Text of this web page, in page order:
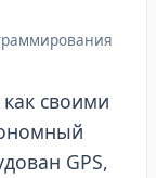
своими
GPS,